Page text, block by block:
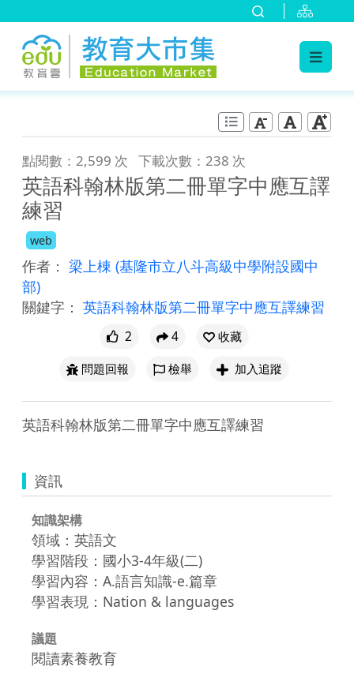
點閱數：2,599 次 下載次數：238 次
英語科翰林版第二冊單字中應互譯
練習
web
作者： 梁上棟 (基隆市立八斗高級中學附設國中
部)
關鍵字： 英語科翰林版第二冊單字中應互譯練習
2 4
收藏
問題回報
檢舉 加入追蹤
英語科翰林版第二冊單字中應互譯練習
資訊
知識架構
領域：英語文
學習階段：國小3-4年級(二)
學習內容：A.語言知識-e.篇章
學習表現：Nation & languages
議題
閱讀素養教育